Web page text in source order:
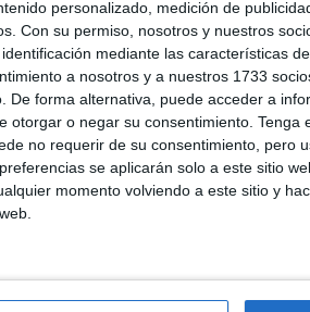
personalizado, medición de
Con su permiso, nosotros y nuestros
mediante las características
a nosotros y a nuestros 1733
De forma alternativa, puede acceder a
otorgar o negar su consentimiento. Tenga
no requerir de su consentimiento, pero
se aplicarán solo a este sitio
momento volviendo a este sitio y
correctoraspara subsanar
se incluyen revisión de
ambientales y dotación de
, trasladará la situación a la